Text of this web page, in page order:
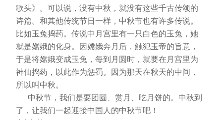
歌头》。可以说，没有中秋，就没有这些千古传颂的
诗篇。和其他传统节日一样，中秋节也有许多传说。
比如玉兔捣药。传说中月宫里有一只白色的玉兔，她
就是嫦娥的化身。因嫦娥奔月后，触犯玉帝的旨意，
于是将嫦娥变成玉兔，每到月圆时，就要在月宫里为
神仙捣药，以此作为惩罚。因为那天在秋天的中间，
所以叫中秋。
中秋节，我们是要团圆、赏月、吃月饼的。中秋到
了，让我们一起迎接中国人的中秋节吧！